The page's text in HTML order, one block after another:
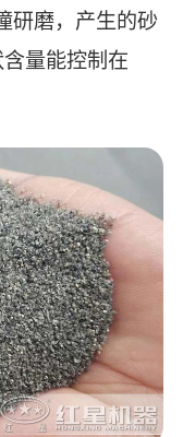
研磨，产生的砂
量能控制在